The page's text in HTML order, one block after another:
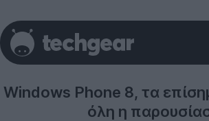
Windows Phone
Windows Phone 8, τα
όλη η